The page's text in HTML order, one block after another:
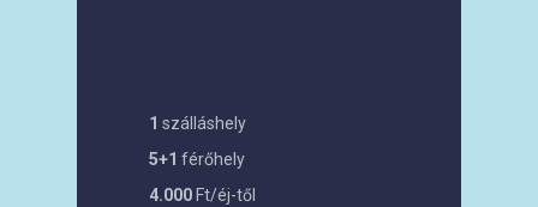
1 szálláshely
5+1 férőhely
4.000 Ft/éj-től